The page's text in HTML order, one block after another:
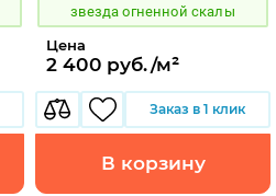
звезда огненной скалы
Цена
2 400 руб./м²
Заказ в 1 клик
В корзину